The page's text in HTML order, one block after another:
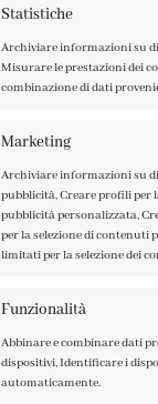
Statistiche
Archiviare informazioni su
Misurare le prestazioni dei
combinazione di dati
Marketing
Archiviare informazioni su
pubblicità, Creare profili per
pubblicità personalizzata,
per la selezione di contenuti
limitati per la selezione dei
Funzionalità
Abbinare e combinare dati
dispositivi, Identificare i
automaticamente.
ISCRIVITI ALLA